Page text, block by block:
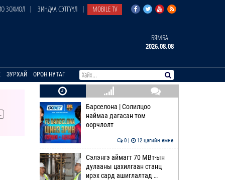
ЗОХИОЛ ЗИНДАА СЭТГҮҮЛ MOBILE TV
БЯМБА
2026.08.08
ЗУРХАЙ ОРОН НУТАГ
Барселона | Солилцоо
наймаа дагасан том
өөрчлөлт
0 | 12 цагийн өмнө
Сэлэнгэ аймагт 70 МВт-ын
дулааны цахилгаан станц
ирэх сард ашиглалтад …